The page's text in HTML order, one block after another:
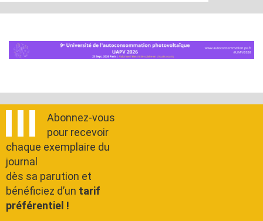
Abonnez-vous
pour recevoir
chaque exemplaire du
journal
dès sa parution et
bénéficiez d’un tarif
préférentiel !